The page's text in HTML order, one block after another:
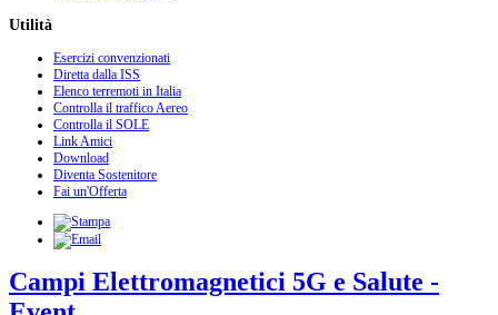
Utilità
Esercizi convenzionati
Diretta dalla ISS
Elenco terremoti in Italia
Controlla il traffico Aereo
Controlla il SOLE
Link Amici
Download
Diventa Sostenitore
Fai un'Offerta
Campi Elettromagnetici 5G e Salute -